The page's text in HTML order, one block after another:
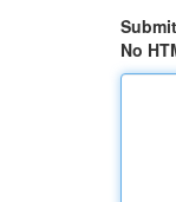
No